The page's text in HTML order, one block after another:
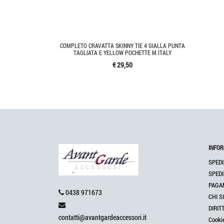
COMPLETO CRAVATTA SKINNY TIE 4 GIALLA PUNTA
TAGLIATA E YELLOW POCHETTE M ITALY
€ 29,50
0438 971673
contatti@avantgardeaccessori.it
CHI